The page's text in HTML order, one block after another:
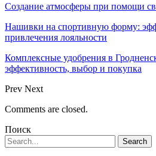
Создание атмосферы при помощи
Нашивки на спортивную форму:
привлечения лояльности
Комплексные удобрения в
эффективность, выбор и покупка
Prev Next
Comments are closed.
Поиск